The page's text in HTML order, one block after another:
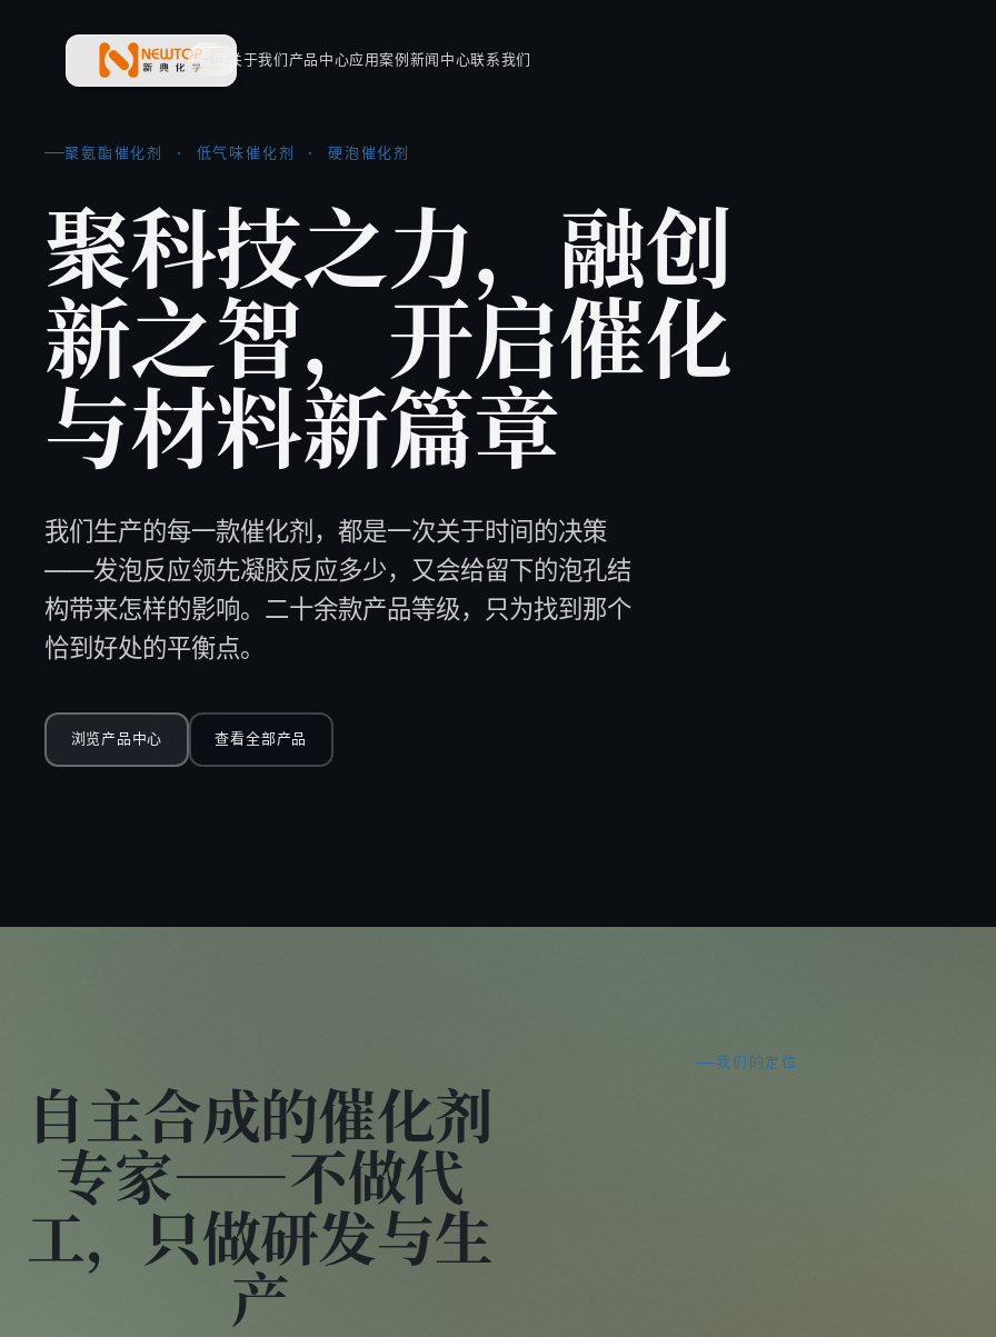
新典化学材料(上海)有限公司
首页 关于我们产品中心应用案例新闻中心联系我们
聚氨酯催化剂 · 低气味催化剂 · 硬泡催化剂
聚科技之力，融创
新之智，开启催化
与材料新篇章
我们生产的每一款催化剂，都是一次关于时间的决策
——发泡反应领先凝胶反应多少，又会给留下的泡孔结
构带来怎样的影响。二十余款产品等级，只为找到那个
恰到好处的平衡点。
浏览产品中心 查看全部产品
我们的定位
自主合成的催化剂
专家——不做代
工，只做研发与生
产